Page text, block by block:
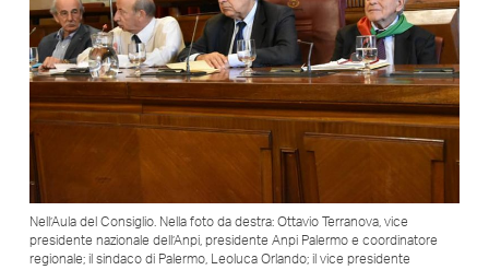
Nell’Aula del Consiglio. Nella foto da destra: Ottavio Terranova, vice
presidente nazionale dell’Anpi, presidente Anpi Palermo e coordinatore
regionale; il sindaco di Palermo, Leoluca Orlando; il vice presidente